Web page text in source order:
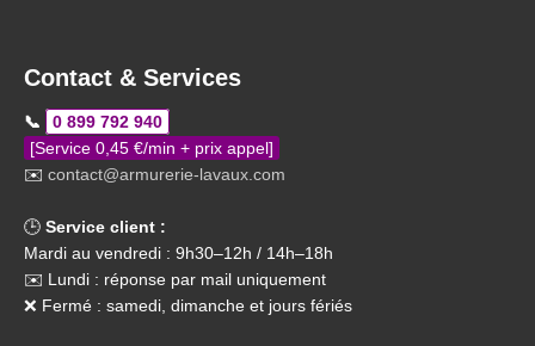
Contact & Services
📞
0 899 792 940
[Service 0,45 €/min + prix appel]
✉️ contact@armurerie-lavaux.com
🕒 Service client :
Mardi au vendredi : 9h30–12h / 14h–18h
✉️ Lundi : réponse par mail uniquement
❌ Fermé : samedi, dimanche et jours fériés